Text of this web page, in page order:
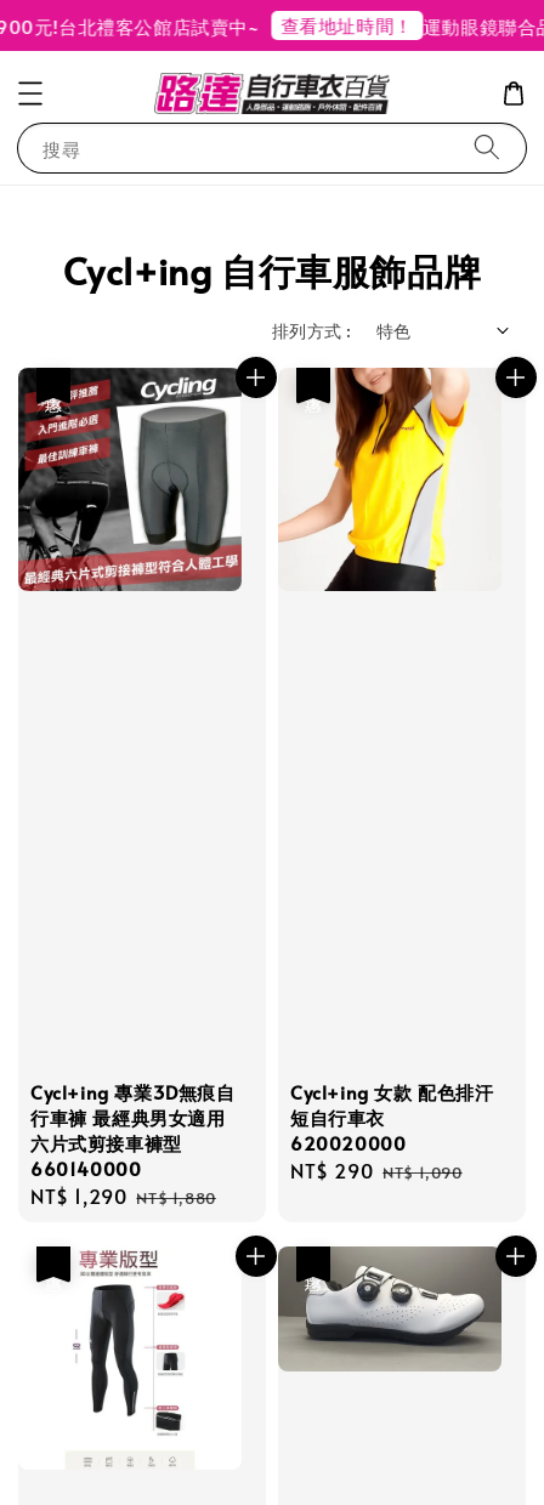
元!台北禮客公館店試賣中~ 查看地址時間！ 運動眼鏡聯合品
搜尋
Cycl+ing 自行車服飾品牌
排列方式 :
Cycl+ing 專業3D無痕自
行車褲 最經典男女適用
六片式剪接車褲型
660140000
Sale
NT$ 1,290 Regular
NT$ 1,880
Cycl+ing 女款 配色排汗
短自行車衣
620020000
Sale
NT$ 290 Regular
NT$ 1,090